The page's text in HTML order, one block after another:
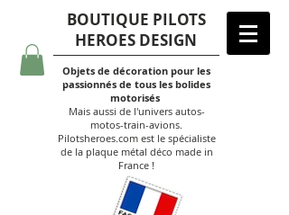
BOUTIQUE PILOTS
HEROES DESIGN
Objets de décoration pour les
passionnés de tous les bolides
motorisés
Mais aussi de l'univers autos-
motos-train-avions.
Pilotsheroes.com est le spécialiste
de la plaque métal déco made in
France !